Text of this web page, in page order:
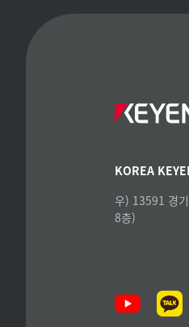
KOREA
우) 13591 경
8층)